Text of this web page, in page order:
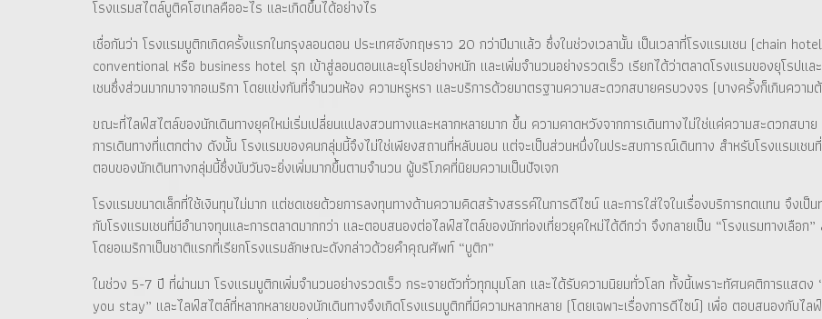
โรงแรมสไตล์บูติคโฮเทลคืออะไร และเกิดขึ้นได้อย่างไร
เชื่อกันว่า โรงแรมบูติกเกิดครั้งแรกในกรุงลอนดอน ประเทศอังกฤษราว 20 กว่าปีมาแล้ว ซึ่งในช่วงเวลานั้น เป็นเวลาที่โรงแรมเชน (chain
conventional หรือ business hotel รุก เข้าสู่ลอนดอนและยุโรปอย่างหนัก และเพิ่มจำนวนอย่างรวดเร็ว เรียกได้ว่าตลาดโรงแรมของยุโรปแ
เชนซึ่งส่วนมากมาจากอเมริกา โดยแข่งกันที่จำนวนห้อง ความหรูหรา และบริการด้วยมาตรฐานความสะดวกสบายครบวงจร (บางครั้งก็เกินความ
ขณะที่ไลฟ์สไตล์ของนักเดินทางยุคใหม่เริ่มเปลี่ยนแปลงสวนทางและหลากหลายมาก ขึ้น ความคาดหวังจากการเดินทางไม่ใช่แค่ความสะดวกสบ
การเดินทางที่แตกต่าง ดังนั้น โรงแรมของคนกลุ่มนี้จึงไม่ใช่เพียงสถานที่หลับนอน แต่จะเป็นส่วนหนึ่งในประสบการณ์เดินทาง สำหรับโรงแรมเชน
ตอบของนักเดินทางกลุ่มนี้ซึ่งนับวันจะยิ่งเพิ่มมากขึ้นตามจำนวน ผู้บริโภคที่นิยมความเป็นปัจเจก
โรงแรมขนาดเล็กที่ใช้เงินทุนไม่มาก แต่ชดเชยด้วยการลงทุนทางด้านความคิดสร้างสรรค์ในการดีไซน์ และการใส่ใจในเรื่องบริการทดแทน จึงเป็
กับโรงแรมเชนที่มีอำนาจทุนและการตลาดมากกว่า และตอบสนองต่อไลฟ์สไตล์ของนักท่องเที่ยวยุคใหม่ได้ดีกว่า จึงกลายเป็น “โรงแรมทางเลือ
โดยอเมริกาเป็นชาติแรกที่เรียกโรงแรมลักษณะดังกล่าวด้วยคำคุณศัพท์ “บูติก”
ในช่วง 5-7 ปี ที่ผ่านมา โรงแรมบูติกเพิ่มจำนวนอย่างรวดเร็ว กระจายตัวทั่วทุกมุมโลก และได้รับความนิยมทั่วโลก ทั้งนี้เพราะทัศนคติการแสด
you stay” และไลฟ์สไตล์ที่หลากหลายของนักเดินทางจึงเกิดโรงแรมบูติกที่มีความหลากหลาย (โดยเฉพาะเรื่องการดีไซน์) เพื่อ ตอบสนองกับ